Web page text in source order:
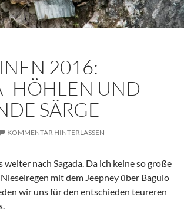
2016:
HÖHLEN UND
SÄRGE
KOMMENTAR HINTERLASSEN
weiter nach Sagada. Da ich keine so große
mit dem Jeepney über Baguio
wir uns für den entschieden teureren